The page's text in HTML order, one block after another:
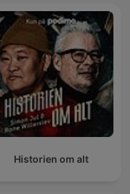
Historien om alt